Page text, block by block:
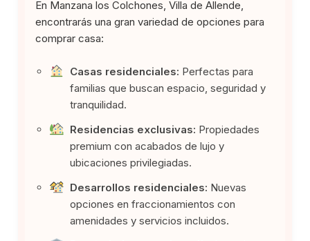
En Manzana los Colchones, Villa de Allende,
encontrarás una gran variedad de opciones para
comprar casa:
Casas residenciales: Perfectas para
familias que buscan espacio, seguridad y
tranquilidad.
Residencias exclusivas: Propiedades
premium con acabados de lujo y
ubicaciones privilegiadas.
Desarrollos residenciales: Nuevas
opciones en fraccionamientos con
amenidades y servicios incluidos.